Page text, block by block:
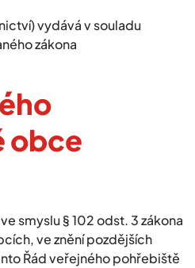
vydává v souladu
zákona
obce
smyslu § 102 odst. 3 zákona
ve znění pozdějších
Řád veřejného pohřebiště